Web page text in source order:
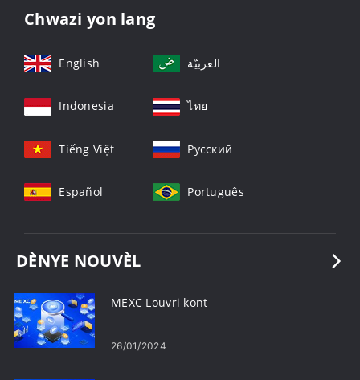
Chwazi yon lang
English العربيّة
Indonesia ไทย
Tiếng Việt Русский
Español Português
DÈNYE NOUVÈL
MEXC Louvri kont
26/01/2024